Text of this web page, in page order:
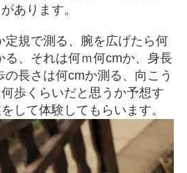
あります。
定規で測る、腕を広げたら何
る、それは何ｍ何cmか、身長
長さは何cmか測る、向こう
歩くらいだと思うか予想す
して体験してもらいます。